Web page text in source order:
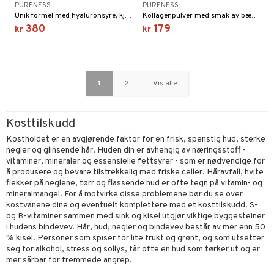
PURENESS
Unik formel med hyaluronsyre, kjerringrokkekstrakt og C-vitamin
kr 380
PURENESS
Kollagenpulver med smak av bær. Helt uten tilsetningsstoffer, fyllstoffer og søtningsmidler.
kr 179
1 2 Vis alle
Kosttilskudd
Kostholdet er en avgjørende faktor for en frisk, spenstig hud, sterke
negler og glinsende hår. Huden din er avhengig av næringsstoff -
vitaminer, mineraler og essensielle fettsyrer - som er nødvendige for
å produsere og bevare tilstrekkelig med friske celler. Håravfall, hvite
flekker på neglene, tørr og flassende hud er ofte tegn på vitamin- og
mineralmangel. For å motvirke disse problemene bør du se over
kostvanene dine og eventuelt komplettere med et kosttilskudd. S-
og B-vitaminer sammen med sink og kisel utgjør viktige byggesteiner
i hudens bindevev. Hår, hud, negler og bindevev består av mer enn 50
% kisel. Personer som spiser for lite frukt og grønt, og som utsetter
seg for alkohol, stress og sollys, får ofte en hud som tørker ut og er
mer sårbar for fremmede angrep.